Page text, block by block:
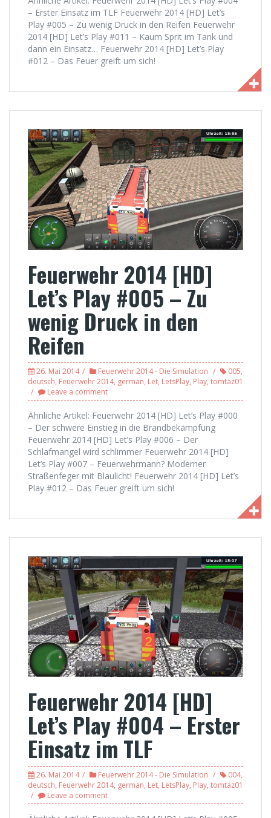
– Erster Einsatz im TLF Feuerwehr 2014 [HD] Let’s
Play #005 – Zu wenig Druck in den Reifen Feuerwehr
2014 [HD] Let’s Play #011 – Kaum Sprit im Tank und
dann ein Einsatz… Feuerwehr 2014 [HD] Let’s Play
#012 – Das Feuer greift um sich!
Feuerwehr 2014 [HD]
Let’s Play #005 – Zu
wenig Druck in den
Reifen
26. Mai 2014 Feuerwehr 2014 - Die Simulation 005,
deutsch, Feuerwehr 2014, german, Let, LetsPlay, Play, tomtaz01
Leave a comment
Ähnliche Artikel: Feuerwehr 2014 [HD] Let’s Play #000
– Der schwere Einstieg in die Brandbekämpfung
Feuerwehr 2014 [HD] Let’s Play #006 – Der
Schlafmangel wird schlimmer Feuerwehr 2014 [HD]
Let’s Play #007 – Feuerwehrmann? Moderner
Straßenfeger mit Blaulicht! Feuerwehr 2014 [HD] Let’s
Play #012 – Das Feuer greift um sich!
Feuerwehr 2014 [HD]
Let’s Play #004 – Erster
Einsatz im TLF
26. Mai 2014 Feuerwehr 2014 - Die Simulation 004,
deutsch, Feuerwehr 2014, german, Let, LetsPlay, Play, tomtaz01
Leave a comment